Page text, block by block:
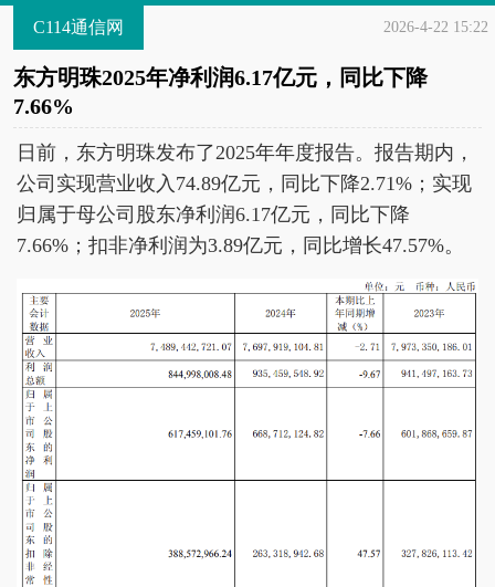
C114通信网 2026-4-22 15:22
东方明珠2025年净利润6.17亿元，同比下降
7.66%
日前，东方明珠发布了2025年年度报告。报告期内，
公司实现营业收入74.89亿元，同比下降2.71%；实现
归属于母公司股东净利润6.17亿元，同比下降
7.66%；扣非净利润为3.89亿元，同比增长47.57%。